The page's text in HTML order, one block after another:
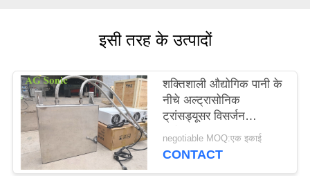
विनती
करे
साइटमैप
इसी तरह के उत्पादों
शक्तिशाली औद्योगिक पानी के
नीचे अल्ट्रासोनिक
ट्रांसड्यूसर विसर्जन
ट्रांसड्यूसर
negotiable MOQ:एक इकाई
CONTACT